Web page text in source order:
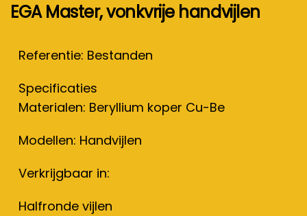
EGA Master, vonkvrije handvijlen
Referentie: Bestanden
Specificaties
Materialen: Beryllium koper Cu-Be
Modellen: Handvijlen
Verkrijgbaar in:
Halfronde vijlen